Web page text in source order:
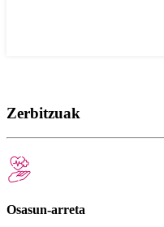
Zerbitzuak
Osasun-arreta